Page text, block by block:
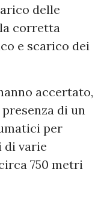
delle
corretta
e scarico dei
accertato,
di un
per
di varie
750 metri